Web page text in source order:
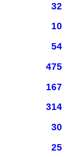
32
10
54
475
167
314
30
25